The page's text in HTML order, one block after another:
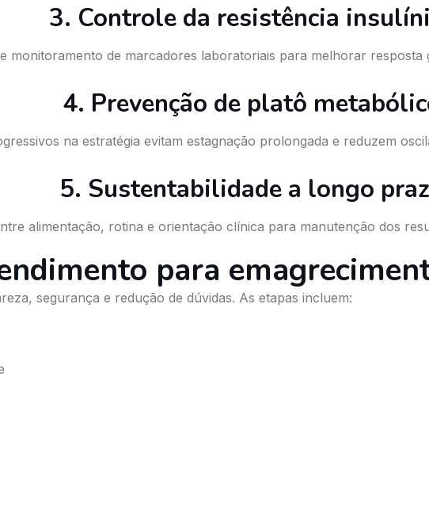
3. Controle da resistência
monitoramento de marcadores laboratoriais para melhorar resposta
4. Prevenção de platô
na estratégia evitam estagnação prolongada e reduzem
5. Sustentabilidade a longo
alimentação, rotina e orientação clínica para manutenção dos
para
segurança e redução de dúvidas. As etapas incluem: